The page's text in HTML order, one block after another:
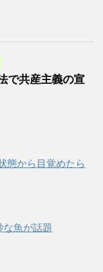
で共産主義の宣
態から目覚めたら
な魚が話題